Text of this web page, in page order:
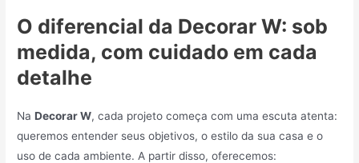
O diferencial da Decorar W: sob
medida, com cuidado em cada
detalhe
NaDecorar W, cada projeto começa com uma escuta atenta:
queremos entender seus objetivos, o estilo da sua casa e o
uso de cada ambiente. A partir disso, oferecemos: